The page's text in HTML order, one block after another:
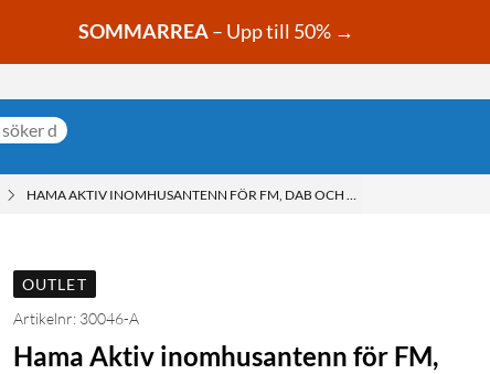
SOMMARREA– Upp till 50% →
HAMA AKTIV INOMHUSANTENN FÖR FM, DAB OCH DAB+
OUTLET
Artikelnr: 30046-A
Hama Aktiv inomhusantenn för FM,